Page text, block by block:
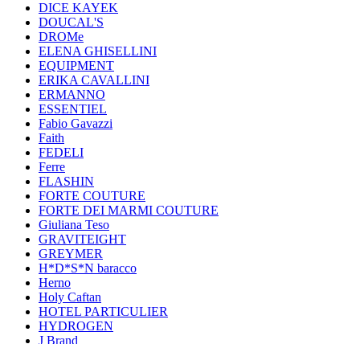
DICE KAYEK
DOUCAL'S
DROMe
ELENA GHISELLINI
EQUIPMENT
ERIKA CAVALLINI
ERMANNO
ESSENTIEL
Fabio Gavazzi
Faith
FEDELI
Ferre
FLASHIN
FORTE COUTURE
FORTE DEI MARMI COUTURE
Giuliana Teso
GRAVITEIGHT
GREYMER
H*D*S*N baracco
Herno
Holy Caftan
HOTEL PARTICULIER
HYDROGEN
J Brand